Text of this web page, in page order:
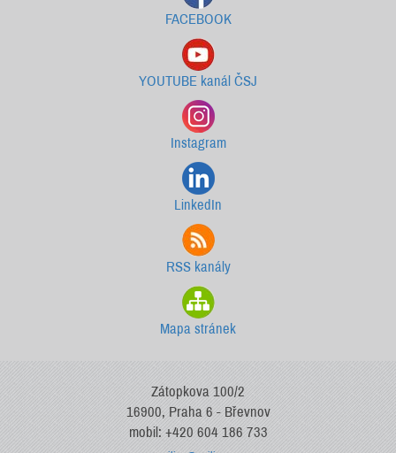
FACEBOOK
YOUTUBE kanál ČSJ
Instagram
LinkedIn
RSS kanály
Mapa stránek
Zátopkova 100/2
16900, Praha 6 - Břevnov
mobil: +420 604 186 733